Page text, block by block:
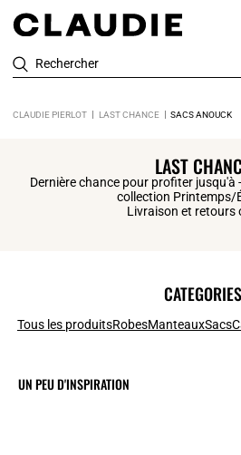
Rechercher
CLAUDIE PIERLOT LAST CHANCE SACS ANOUCK
LAST
Dernière chance pour profiter jusqu'à
collection Printemps/
Livraison et retours
CATEGORIES
Tous les produitsRobesManteauxSacs
UN PEU D'INSPIRATION